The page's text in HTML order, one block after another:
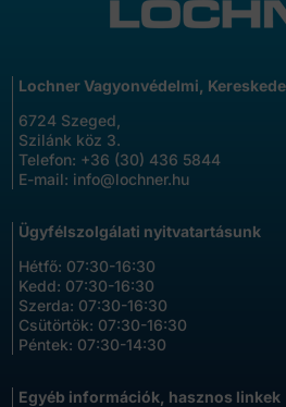
Lochner Vagyonvédelmi,
6724 Szeged,
Szilánk köz 3.
Telefon: +36 (30) 436 5844
E-mail: info@lochner.hu
Ügyfélszolgálati nyitvatartásunk
Hétfő: 07:30-16:30
Kedd: 07:30-16:30
Szerda: 07:30-16:30
Csütörtök: 07:30-16:30
Péntek: 07:30-14:30
Egyéb információk, hasznos linkek